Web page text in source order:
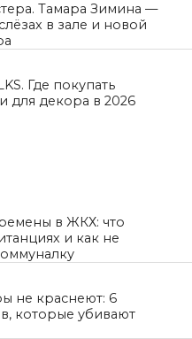
Тамара Зимина —
в зале и новой
Где покупать
для декора в 2026
в ЖКХ: что
и как не
не краснеют: 6
которые убивают